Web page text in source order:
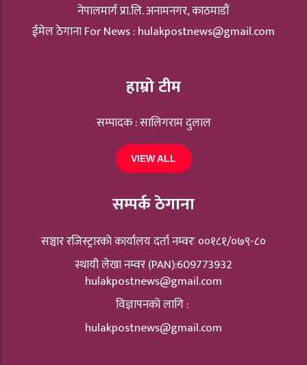
नेपालमार्ग प्रा.लि. अनामनगर, काठमाडौं
ईमेल ठेगाना For News :hulakpostnews@gmail.com
हाम्रो टीम
सम्पादक : सालिगराम दुलाल
VIEW ALL
सम्पर्क ठेगाना
सञ्चार रजिस्ट्रारकाे कार्यालय दर्ता नम्वरः ००१८१/०७९-८०
स्थायी लेखा नम्वर (PAN):609773932
hulakpostnews@gmail.com
विज्ञापनको लागि :
hulakpostnews@gmail.com